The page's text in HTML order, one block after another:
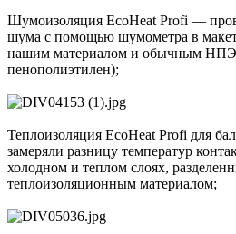
Шумоизоляция EcoHeat Profi —
шума с помощью шумометра в
нашим материалом и обычным
пенополиэтилен);
Теплоизоляция EcoHeat Profi для
замеряли разницу температур
холодном и теплом слоях,
теплоизоляционным материалом;